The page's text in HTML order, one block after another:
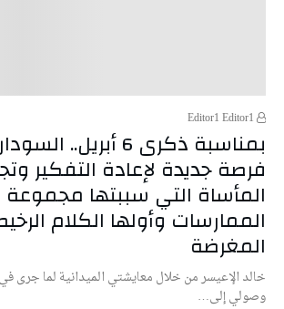
بمناسبة ذكرى 6 أبريل..
فرصة جديدة لإعادة التفكير
المأساة التي سببتها
الممارسات وأولها الكلام
المغرضة
خالد الإعيسر من خلال معايشتي الميدانية لما جرى
وصولي إلى…